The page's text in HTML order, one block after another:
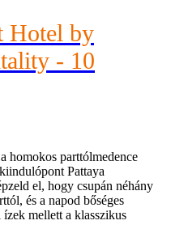
Hotel by
- 10
homokos parttólmedence
Pattaya
el, hogy csupán néhány
és a napod bőséges
mellett a klasszikus